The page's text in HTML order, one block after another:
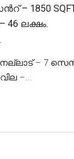
– 1850
46 ലക്ഷം.
– 7 സെൻറ്
–...